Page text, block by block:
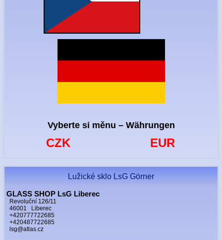
Vyberte si měnu – Währungen
CZK EUR
Lužické sklo LsG Görner
GLASS SHOP LsG Liberec
Revoluční 126/11
46001 Liberec
+420777722685
+420487722685
lsg@atlas.cz